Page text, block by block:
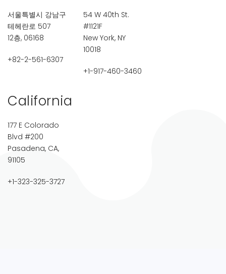
서울특별시 강남구
테헤란로 507
12층, 06168
+82-2-561-6307
54 W 40th St.
#1121F
New York, NY
10018
+1-917-460-3460
California
177 E Colorado
Blvd #200
Pasadena, CA,
91105
+1-323-325-3727